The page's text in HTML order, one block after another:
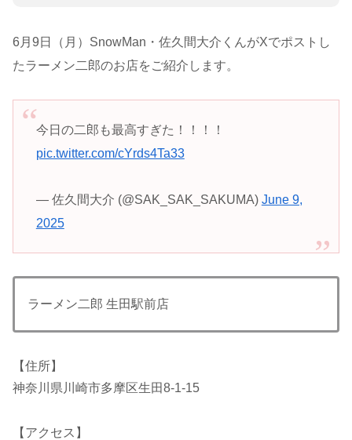
6月9日（月）SnowMan・佐久間大介くんがXでポストし
たラーメン二郎のお店をご紹介します。
今日の二郎も最高すぎた！！！！
pic.twitter.com/cYrds4Ta33
— 佐久間大介 (@SAK_SAK_SAKUMA) June 9,
2025
ラーメン二郎 生田駅前店
【住所】
神奈川県川崎市多摩区生田8-1-15
【アクセス】